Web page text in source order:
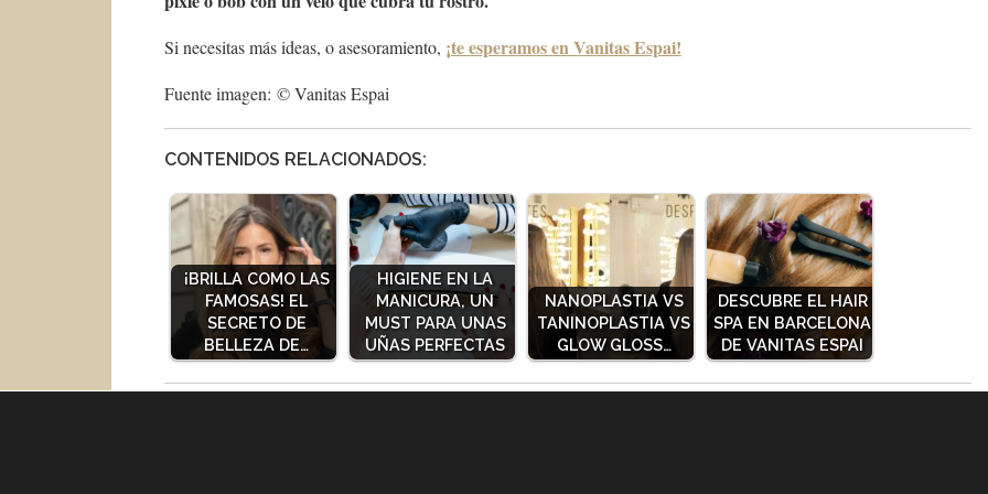
Si necesitas más ideas, o asesoramiento, ¡te esperamos en Vanitas Espai!
Fuente imagen: © Vanitas Espai
CONTENIDOS RELACIONADOS:
¡BRILLA COMO LAS
FAMOSAS! EL
SECRETO DE
BELLEZA DE…
HIGIENE EN LA
MANICURA, UN
MUST PARA UNAS
UÑAS PERFECTAS
NANOPLASTIA VS
TANINOPLASTIA VS
GLOW GLOSS…
DESCUBRE EL HAIR
SPA EN BARCELONA
DE VANITAS ESPAI